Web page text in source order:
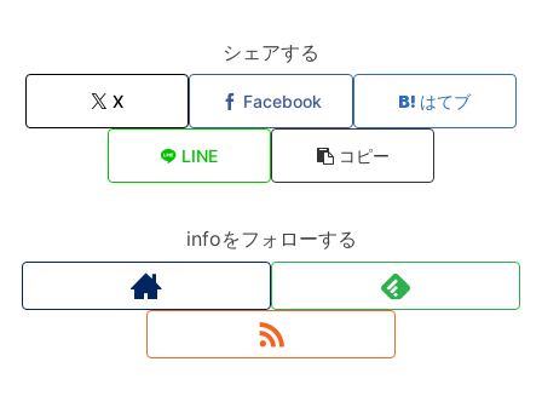
シェアする
X Facebook はてブ
LINE コピー
infoをフォローする